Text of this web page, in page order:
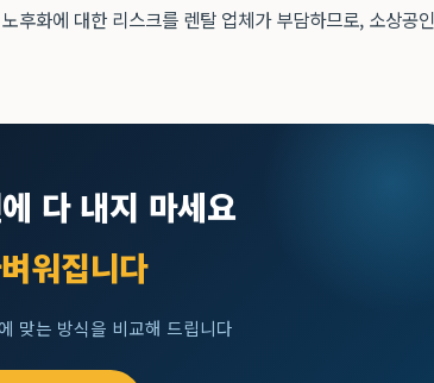
후화에 대한 리스크를 렌탈 업체가 부담하므로, 소상공인
다 내지 마세요
워집니다
맞는 방식을 비교해 드립니다